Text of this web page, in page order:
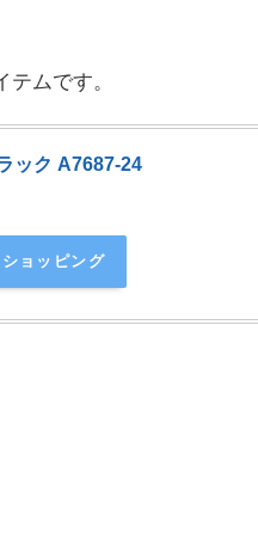
ムです。
ック A7687-24
ョッピング